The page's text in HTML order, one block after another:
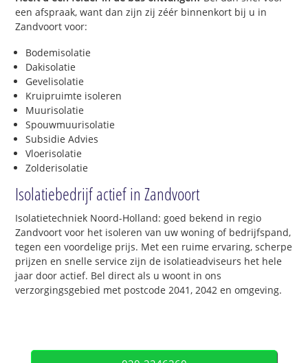
een afspraak, want dan zijn zij zéér binnenkort bij u in
Zandvoort voor:
Bodemisolatie
Dakisolatie
Gevelisolatie
Kruipruimte isoleren
Muurisolatie
Spouwmuurisolatie
Subsidie Advies
Vloerisolatie
Zolderisolatie
Isolatiebedrijf actief in Zandvoort
Isolatietechniek Noord-Holland: goed bekend in regio
Zandvoort voor het isoleren van uw woning of bedrijfspand,
tegen een voordelige prijs. Met een ruime ervaring, scherpe
prijzen en snelle service zijn de isolatieadviseurs het hele
jaar door actief. Bel direct als u woont in ons
verzorgingsgebied met postcode 2041, 2042 en omgeving.